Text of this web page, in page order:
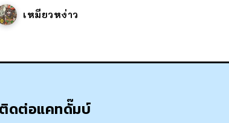
เหมียวหง่าว
ติดต่อแคทดั๊มบ์